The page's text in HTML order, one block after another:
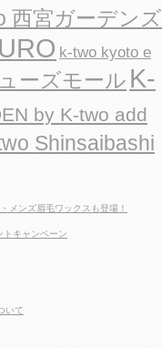
西宮ガーデンズ
k-two kyoto e
ーズモール K-
by K-two add
Shinsaibashi
メンズ眉毛ワックスも登場！
トキャンペーン
いて